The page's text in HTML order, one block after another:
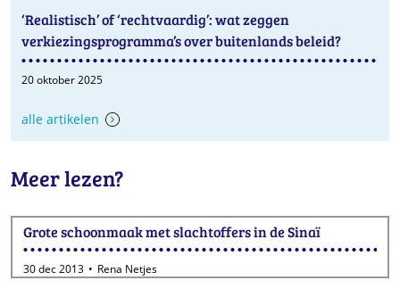
‘Realistisch’ of ‘rechtvaardig’: wat zeggen
verkiezingsprogramma’s over buitenlands beleid?
20 oktober 2025
alle artikelen
Meer lezen?
Grote schoonmaak met slachtoffers in de Sinaï
30 dec 2013 Rena Netjes